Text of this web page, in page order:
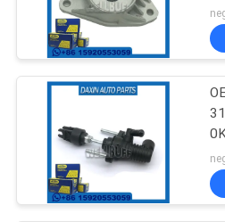
समाचार
साइटमैप
बीएमडब्ल्यू